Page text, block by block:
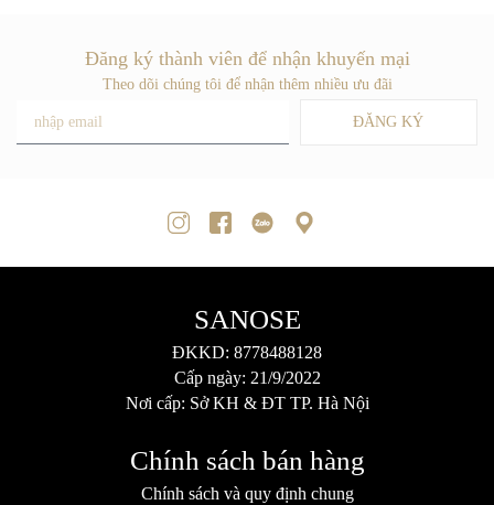
Đăng ký thành viên để nhận khuyến mại
Theo dõi chúng tôi để nhận thêm nhiều ưu đãi
ĐĂNG KÝ
SANOSE
ĐKKD: 8778488128
Cấp ngày: 21/9/2022
Nơi cấp: Sở KH & ĐT TP. Hà Nội
Chính sách bán hàng
Chính sách và quy định chung